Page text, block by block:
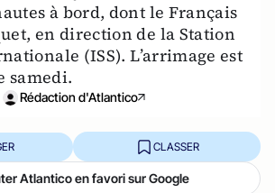
à bord, dont le Français
en direction de la Station
(ISS). L’arrimage est
samedi.
Rédaction d'Atlantico
CLASSER
Atlantico en favori sur Google